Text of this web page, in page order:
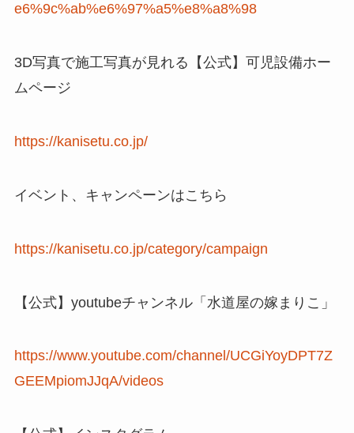
e6%9c%ab%e6%97%a5%e8%a8%98
3D写真で施工写真が見れる【公式】可児設備ホー
ムページ
https://kanisetu.co.jp/
イベント、キャンペーンはこちら
https://kanisetu.co.jp/category/campaign
【公式】youtubeチャンネル「水道屋の嫁まりこ」
https://www.youtube.com/channel/UCGiYoyDPT7Z
GEEMpiomJJqA/videos